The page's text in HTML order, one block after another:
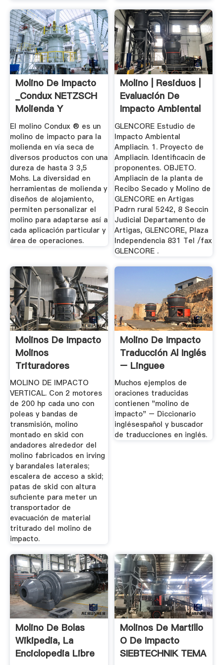
Molino De Impacto
_Condux NETZSCH
Molienda Y
Dispersión
El molino Condux ® es un
molino de impacto para la
molienda en vía seca de
diversos productos con una
dureza de hasta 3 3,5
Mohs. La diversidad en
herramientas de molienda y
diseños de alojamiento,
permiten personalizar el
molino para adaptarse así a
cada aplicación particular y
área de operaciones.
Molino | Residuos |
Evaluación De
Impacto Ambiental
GLENCORE Estudio de
Impacto Ambiental
Ampliacin. 1. Proyecto de
Ampliacin. Identificacin de
proponentes. OBJETO.
Ampliacin de la planta de
Recibo Secado y Molino de
GLENCORE en Artigas
Padrn rural 5242, 8 Seccin
Judicial Departamento de
Artigas, GLENCORE, Plaza
Independencia 831 Tel /fax
GLENCORE .
Molinos De Impacto
Molinos
Trituradores
Maquinaria Y ...
MOLINO DE IMPACTO
VERTICAL. Con 2 motores
de 200 hp cada uno con
poleas y bandas de
transmisión, molino
montado en skid con
andadores alrededor del
molino fabricados en irving
y barandales laterales;
escalera de acceso a skid;
patas de skid con altura
suficiente para meter un
transportador de
evacuación de material
triturado del molino de
impacto.
Molino De Impacto
Traducción Al Inglés
– Linguee
Muchos ejemplos de
oraciones traducidas
contienen "molino de
impacto" – Diccionario
inglésespañol y buscador
de traducciones en inglés.
Molino De Bolas
Wikipedia, La
Enciclopedia Libre
Molinos De Martillo
O De Impacto
SIEBTECHNIK TEMA